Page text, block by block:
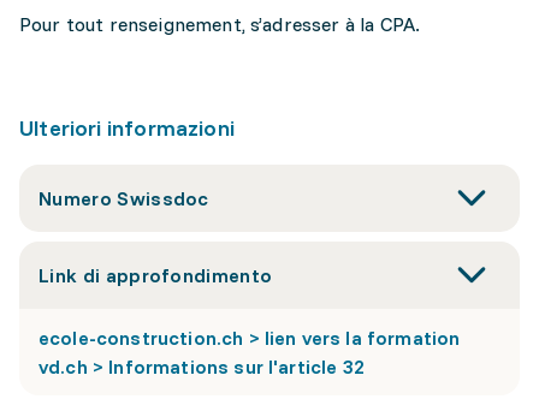
Pour tout renseignement, s’adresser à la CPA.
Ulteriori informazioni
Numero Swissdoc
Link di approfondimento
ecole-construction.ch > lien vers la formation
vd.ch > Informations sur l'article 32